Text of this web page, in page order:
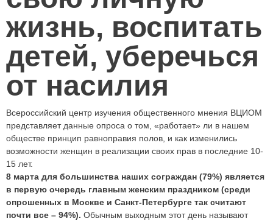
Всероссийский центр изучения общественного мнения ВЦИОМ
представляет данные опроса о том, «работает» ли в нашем
обществе принцип равноправия полов, и как изменились
возможности женщин в реализации своих прав в последние 10-
15 лет.
8 марта для большинства наших сограждан (79%) является
в первую очередь главным женским праздником (среди
опрошенных в Москве и Санкт-Петербурге так считают
почти все – 94%). Обычным выходным этот день называют